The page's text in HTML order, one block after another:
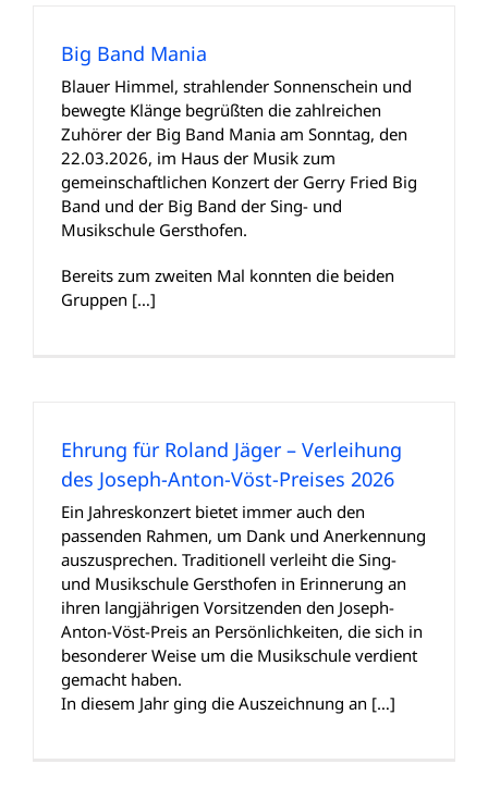
Big Band Mania
Blauer Himmel, strahlender Sonnenschein und
bewegte Klänge begrüßten die zahlreichen
Zuhörer der Big Band Mania am Sonntag, den
22.03.2026, im Haus der Musik zum
gemeinschaftlichen Konzert der Gerry Fried Big
Band und der Big Band der Sing- und
Musikschule Gersthofen.
Bereits zum zweiten Mal konnten die beiden
Gruppen […]
Ehrung für Roland Jäger – Verleihung
des Joseph-Anton-Vöst-Preises 2026
Ein Jahreskonzert bietet immer auch den
passenden Rahmen, um Dank und Anerkennung
auszusprechen. Traditionell verleiht die Sing-
und Musikschule Gersthofen in Erinnerung an
ihren langjährigen Vorsitzenden den Joseph-
Anton-Vöst-Preis an Persönlichkeiten, die sich in
besonderer Weise um die Musikschule verdient
gemacht haben.
In diesem Jahr ging die Auszeichnung an […]